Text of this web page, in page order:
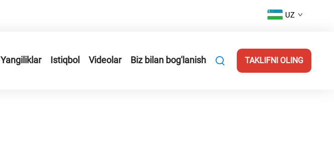
UZ
Yangiliklar Istiqbol Videolar Biz bilan bog'lanish TAKLIFNI OLING